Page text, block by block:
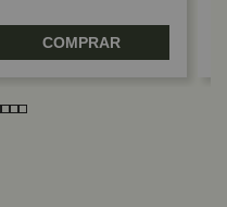
COMPRAR